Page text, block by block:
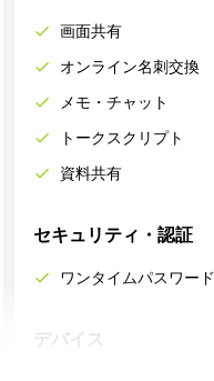
画面共有
オンライン名刺交換
メモ・チャット
トークスクリプト
資料共有
セキュリティ・認証
ワンタイムパスワード
デバイス